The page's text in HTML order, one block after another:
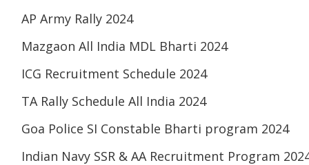
AP Army Rally 2024
Mazgaon All India MDL Bharti 2024
ICG Recruitment Schedule 2024
TA Rally Schedule All India 2024
Goa Police SI Constable Bharti program 2024
Indian Navy SSR & AA Recruitment Program